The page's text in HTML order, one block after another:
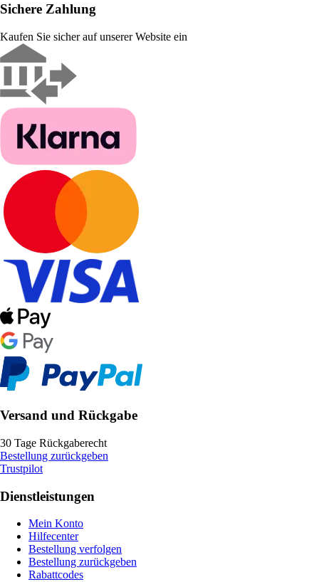
Sichere Zahlung
Kaufen Sie sicher auf unserer Website ein
Versand und Rückgabe
30 Tage Rückgaberecht
Bestellung zurückgeben
Trustpilot
Dienstleistungen
Mein Konto
Hilfecenter
Bestellung verfolgen
Bestellung zurückgeben
Rabattcodes